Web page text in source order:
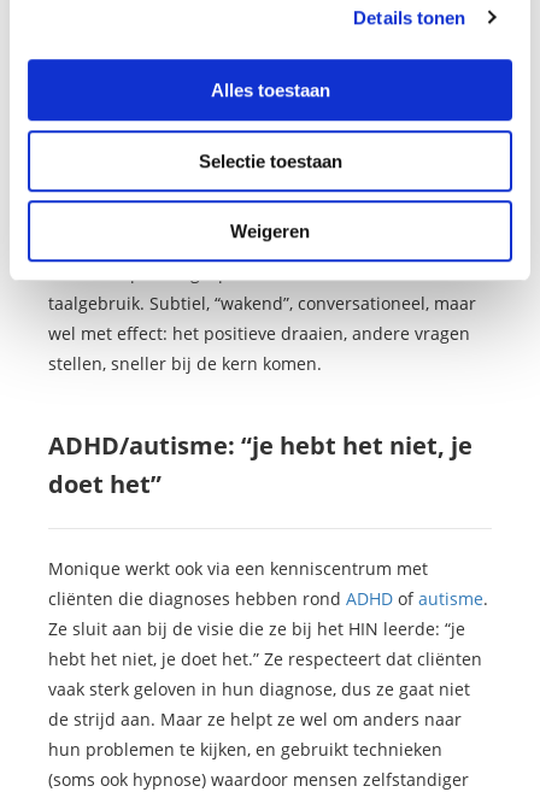
Details tonen
Alles toestaan
Selectie toestaan
Weigeren
Monique voelde meteen: de cliënten die ze via
Hypnosezorg kreeg, waren vaak action-mensen, terwijl
zij juist de ouders wil helpen, omdat dat volgens haar
het grootste effect heeft op kinderen.
ze haar technieken kon gebruiken: bij medewerkers
taalgebruik. Subtiel, “wakend”, conversationeel, maar
wel met effect: het positieve draaien, andere vragen
stellen, sneller bij de kern komen.
ADHD/autisme: “je hebt het niet, je
doet het”
Monique werkt ook via een kenniscentrum met
cliënten die diagnoses hebben rond ADHD ofautisme.
Ze sluit aan bij de visie die ze bij het HIN leerde: “je
hebt het niet, je doet het.” Ze respecteert dat cliënten
vaak sterk geloven in hun diagnose, dus ze gaat niet
de strijd aan. Maar ze helpt ze wel om anders naar
hun problemen te kijken, en gebruikt technieken
(soms ook hypnose) waardoor mensen zelfstandiger